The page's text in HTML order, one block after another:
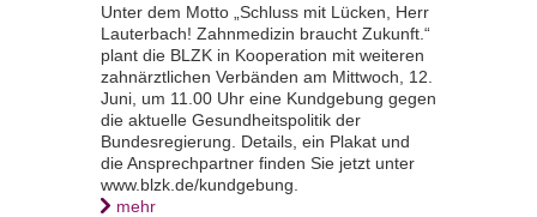
Unter dem Motto „Schluss mit Lücken, Herr
Lauterbach! Zahnmedizin braucht Zukunft.“
plant die BLZK in Kooperation mit weiteren
zahnärztlichen Verbänden am Mittwoch, 12.
Juni, um 11.00 Uhr eine Kundgebung gegen
die aktuelle Gesundheitspolitik der
Bundesregierung. Details, ein Plakat und
die Ansprechpartner finden Sie jetzt unter
www.blzk.de/kundgebung.
mehr